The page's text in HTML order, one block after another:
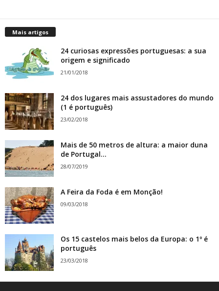
Mais artigos
24 curiosas expressões portuguesas: a sua
origem e significado
21/01/2018
24 dos lugares mais assustadores do mundo
(1 é português)
23/02/2018
Mais de 50 metros de altura: a maior duna
de Portugal...
28/07/2019
A Feira da Foda é em Monção!
09/03/2018
Os 15 castelos mais belos da Europa: o 1º é
português
23/03/2018